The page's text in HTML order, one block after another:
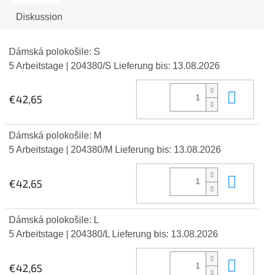
Diskussion
Dámská polokošile: S
5 Arbeitstage
| 204380/S Lieferung bis: 13.08.2026
€42,65
Dámská polokošile: M
5 Arbeitstage
| 204380/M Lieferung bis: 13.08.2026
€42,65
Dámská polokošile: L
5 Arbeitstage
| 204380/L Lieferung bis: 13.08.2026
€42,65